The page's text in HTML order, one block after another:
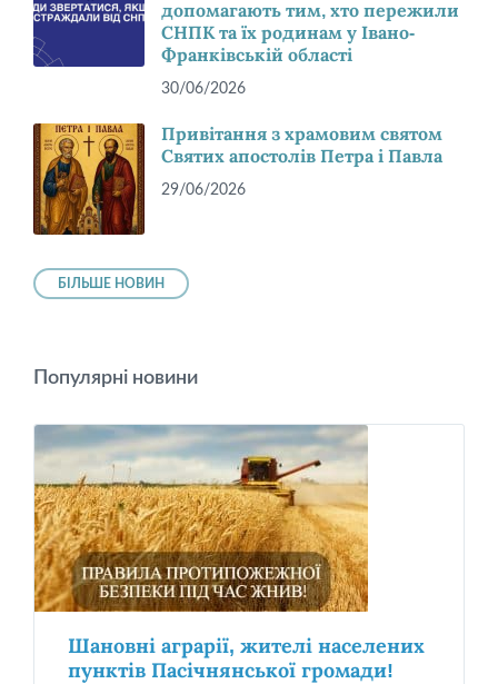
допомагають тим, хто пережили
СНПК та їх родинам у Івано-
Франківській області
30/06/2026
Привітання з храмовим святом
Святих апостолів Петра і Павла
29/06/2026
БІЛЬШЕ НОВИН
Популярні новини
Шановні аграрії, жителі населених
пунктів Пасічнянської громади!